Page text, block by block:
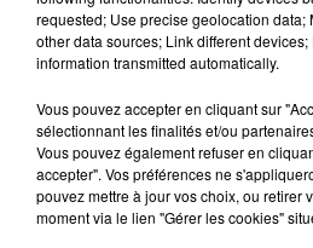
Metz : une distribution de lunette
5 août 2026
Casting de Woof : l'Euro-Métropole de
Officiel : Gauthier Hein quitte le FC
4 août 2026
Officiel : le lac de Madine reporte son
4 août 2026
Eclipse Solaire du 12 août : où voir ce
requested; Use precise geolocation data;
other data sources; Link different
information transmitted automatically.
Vous pouvez accepter en cliquant sur
sélectionnant les finalités et/ou
Vous pouvez également refuser en
accepter". Vos préférences ne
pouvez mettre à jour vos choix, ou retirer
moment via le lien "Gérer les cookies"